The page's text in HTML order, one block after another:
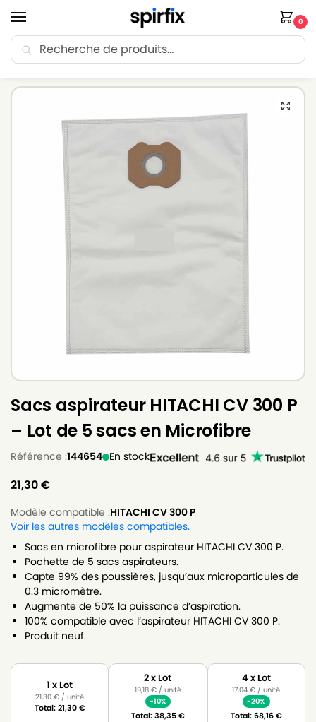
0
🚚 Livraison Point Relais offerte dès 30€ d’achat.
Sacs aspirateur HITACHI CV 300 P
– Lot de 5 sacs en Microfibre
Référence :144654 En stock
21,30€
Modèle compatible :HITACHI CV 300 P
Voir les autres modèles compatibles.
Sacs en microfibre pour aspirateur HITACHI CV 300 P.
Pochette de 5 sacs aspirateurs.
Capte 99% des poussières, jusqu’aux microparticules de
0.3 micromètre.
Augmente de 50% la puissance d’aspiration.
100% compatible avec l’aspirateur HITACHI CV 300 P.
Produit neuf.
1 x Lot
21,30€ / unité
Total:21,30€
2 x Lot
19,18 €/ unité
-10%
Total:38,35€
4 x Lot
17,04€ / unité
-20%
Total:68,16€